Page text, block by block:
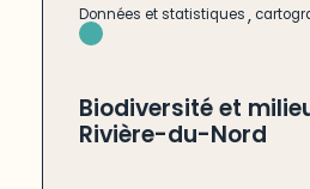
Données et statistiques,
Biodiversité et
Rivière-du-Nord